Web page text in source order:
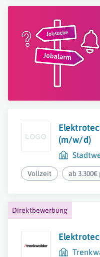
(m/w/d)
Vollzeit ab
Direktbewerbung